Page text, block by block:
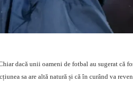
dacă unii oameni de fotbal au sugerat că
sa are altă natură și că în curând va